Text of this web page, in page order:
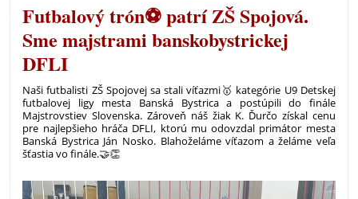
Futbalový trón⚽ patrí ZŠ Spojová.
Sme majstrami banskobystrickej
DFLI
Naši futbalisti ZŠ Spojovej sa stali víťazmi🥇 kategórie U9 Detskej
futbalovej ligy mesta Banská Bystrica a postúpili do finále
Majstrovstiev Slovenska. Zároveň náš žiak K. Ďurčo získal cenu
pre najlepšieho hráča DFLI, ktorú mu odovzdal primátor mesta
Banská Bystrica Ján Nosko. Blahoželáme víťazom a želáme veľa
šťastia vo finále.🤝👏